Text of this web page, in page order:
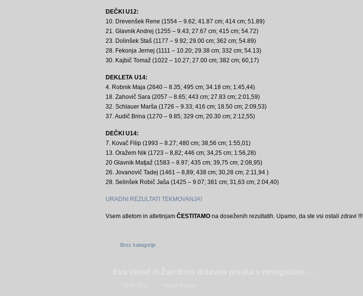
DEČKI U12:
10. Drevenšek Rene (1554 – 9.62; 41.87 cm; 414 cm; 51.89)
21. Glavnik Andrej (1255 – 9.43; 27.67 cm; 415 cm; 54.72)
23. Dolinšek Staš (1177 – 9.92; 29.00 cm; 362 cm; 54.89)
28. Fekonja Jernej (1111 – 10.20; 29.38 cm; 332 cm; 54.13)
30. Kajbič Tomaž (1022 – 10.27; 27.00 cm; 382 cm; 60,17)
DEKLETA U14:
4. Robnik Maja (2640 – 8.35; 495 cm; 34.18 cm; 1:45,44)
18. Zahovič Sara (2057 – 8.65; 443 cm; 27.83 cm; 2:01,59)
32. Schlauer Marša (1726 – 9.33; 416 cm; 18.50 cm; 2:09,53)
37. Audič Brina (1270 – 9.85; 329 cm; 20.30 cm; 2:12,55)
DEČKI U14:
7. Kovač Filip (1993 – 8.27; 480 cm; 38,56 cm; 1:55,01)
13. Oražem Nik (1723 – 8,82; 446 cm; 34,25 cm; 1:56,28)
20 Glavnik Matjaž (1583 – 8.97; 435 cm; 39,75 cm; 2:08,95)
26. Jovanovič Tadej (1461 – 8,89; 438 cm; 30,28 cm; 2:11,94 )
28. Selinšek Robič Jaša (1425 – 9.07; 381 cm; 31,63 cm; 2:04,40)
URADNI REZULTATI TEKMOVANJA!
Vsem atletom in atletinjam ČESTITAMO na doseženih rezultatih. Upamo, da ste vsi ostali zdravi !!!
Brez kategorije